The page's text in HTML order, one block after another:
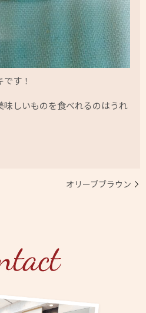
す！
しいものを食べれるのはうれ
オリーブブラウン